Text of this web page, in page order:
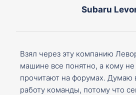
Subaru
Взял через эту компанию
машине все понятно, а кому
прочитают на форумах. Думаю
работу команды, потому что